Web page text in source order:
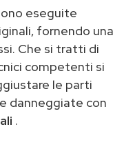
eseguite
fornendo una
Che si tratti di
competenti si
le parti
danneggiate con
.